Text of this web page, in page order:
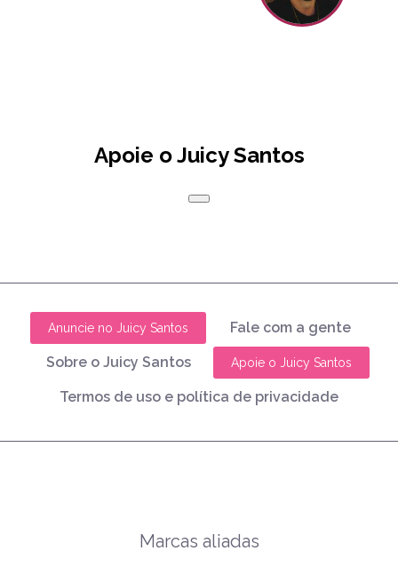
Apoie o Juicy Santos
Anuncie no Juicy Santos Fale com a gente
Sobre o Juicy Santos Apoie o Juicy Santos
Termos de uso e política de privacidade
Marcas aliadas